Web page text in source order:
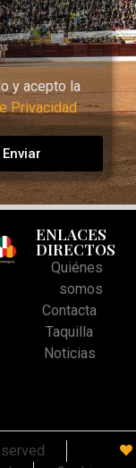
y acepto la
Privacidad
Enviar
ENLACES
DIRECTOS
Quiénes
somos
Contacta
Taquilla
Noticias